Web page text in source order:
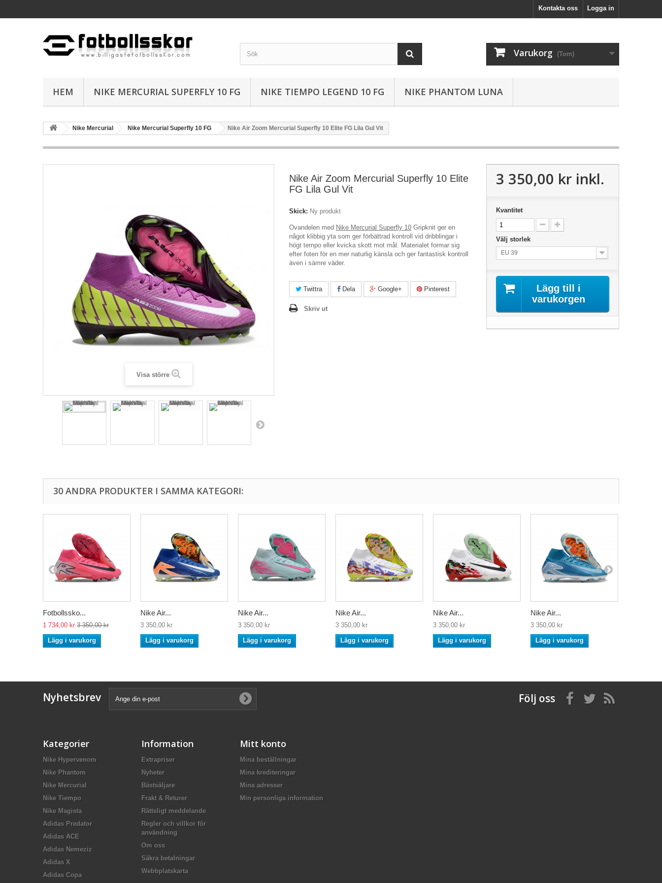
Logga in
Kontakta oss
Varukorg (Tom)
HEM NIKE MERCURIAL SUPERFLY 10 FG NIKE TIEMPO LEGEND 10 FG NIKE PHANTOM LUNA
Nike Mercurial Nike Mercurial Superfly 10 FG Nike Air Zoom Mercurial Superfly 10 Elite FG Lila Gul Vit
Visa större
Nike Air Zoom Mercurial Superfly 10 Elite
FG Lila Gul Vit
Skick: Ny produkt
Ovandelen med Nike Mercurial Superfly 10 Gripknit ger en
något klibbig yta som ger förbättrad kontroll vid dribblingar i
högt tempo eller kvicka skott mot mål. Materialet formar sig
efter foten för en mer naturlig känsla och ger fantastisk kontroll
även i sämre väder.
Twittra Dela Google+ Pinterest
Skriv ut
3 350,00 krinkl.
Kvantitet
Välj storlek
EU 39
Lägg till i
varukorgen
30 ANDRA PRODUKTER I SAMMA KATEGORI:
Fotbollssko...
1 734,00 kr 3 350,00 kr
Lägg i varukorg
Nike Air...
3 350,00 kr
Lägg i varukorg
Nike Air...
3 350,00 kr
Lägg i varukorg
Nike Air...
3 350,00 kr
Lägg i varukorg
Nike Air...
3 350,00 kr
Lägg i varukorg
Nike Air...
3 350,00 kr
Lägg i varukorg
Nyhetsbrev Följ oss
Kategorier
Nike Hypervenom
Nike Phantom
Nike Mercurial
Nike Tiempo
Nike Magista
Adidas Predator
Adidas ACE
Adidas Nemeziz
Adidas X
Adidas Copa
Information
Extrapriser
Nyheter
Bästsäljare
Frakt & Returer
Rättsligt meddelande
Regler och villkor för
användning
Om oss
Säkra betalningar
Webbplatskarta
Mitt konto
Mina beställningar
Mina krediteringar
Mina adresser
Min personliga information